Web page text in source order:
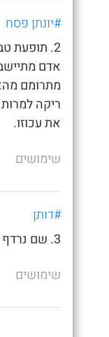
#יונתן פסח
2. תופעת
אדם
מתרומם
ריקה
את עכוזו.
שימושים
#דותן
3. שם נרדף לקקי קסם
שימושים